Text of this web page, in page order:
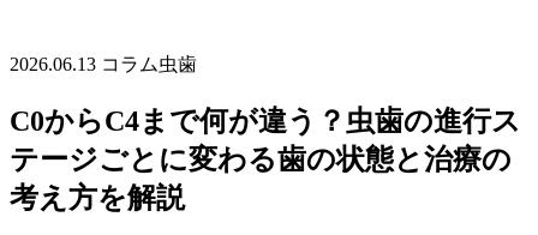
2026.06.13 コラム虫歯
C0からC4まで何が違う？虫歯の進行ス
テージごとに変わる歯の状態と治療の
考え方を解説